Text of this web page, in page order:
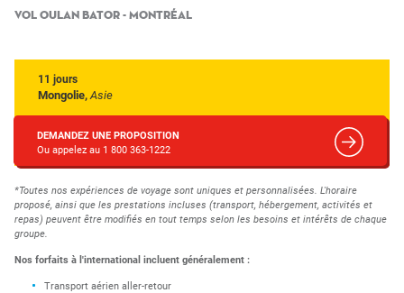
Vol Oulan Bator - Montréal
11 jours
Mongolie, Asie
DEMANDEZ UNE PROPOSITION
Ou appelez au 1 800 363-1222
*Toutes nos expériences de voyage sont uniques et personnalisées. L'horaire
proposé, ainsi que les prestations incluses (transport, hébergement, activités et
repas) peuvent être modifiés en tout temps selon les besoins et intérêts de chaque
groupe.
Nos forfaits à l'international incluent généralement :
Transport aérien aller-retour